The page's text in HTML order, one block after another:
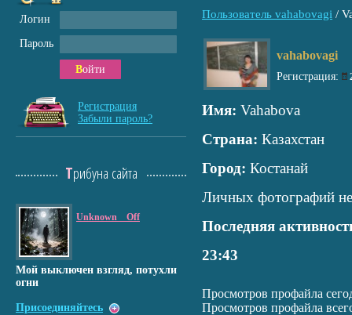
Пользователь vahabovagi /
vahabovagi
Регистрация:
Имя: Vahabova
Страна: Казахстан
Город: Костанай
Личных фотографий
Последняя
23:43
Просмотров профайла
Просмотров профайла
Логин
Пароль
Войти
Регистрация
Забыли пароль?
Трибуна сайта
Unknown__Off
Мой выключен взгляд, потухли
огни
Присоединяйтесь